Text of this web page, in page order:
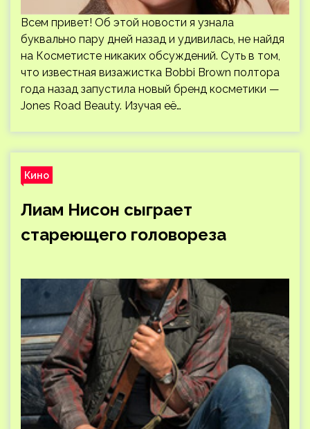
Всем привет! Об этой новости я узнала
буквально пару дней назад и удивилась, не найдя
на Косметисте никаких обсуждений. Суть в том,
что известная визажистка Bobbi Brown полтора
года назад запустила новый бренд косметики —
Jones Road Beauty. Изучая её…
Кино
Лиам Нисон сыграет
стареющего головореза